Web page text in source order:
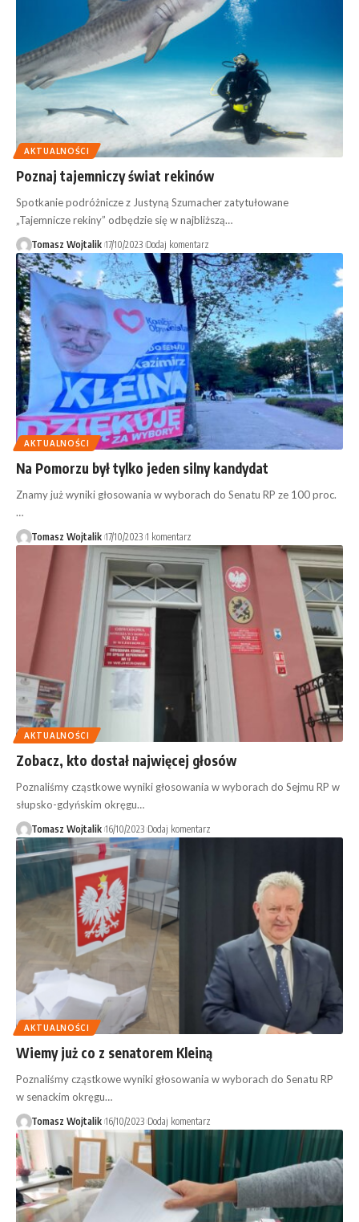
AKTUALNOŚCI
Poznaj tajemniczy świat rekinów
Spotkanie podróżnicze z Justyną Szumacher zatytułowane
„Tajemnicze rekiny” odbędzie się w najbliższą…
Tomasz Wojtalik 17/10/2023 Dodaj komentarz
AKTUALNOŚCI
Na Pomorzu był tylko jeden silny kandydat
Znamy już wyniki głosowania w wyborach do Senatu RP ze 100 proc.
…
Tomasz Wojtalik 17/10/2023 1 komentarz
AKTUALNOŚCI
Zobacz, kto dostał najwięcej głosów
Poznaliśmy cząstkowe wyniki głosowania w wyborach do Sejmu RP w
słupsko-gdyńskim okręgu…
Tomasz Wojtalik 16/10/2023 Dodaj komentarz
AKTUALNOŚCI
Wiemy już co z senatorem Kleiną
Poznaliśmy cząstkowe wyniki głosowania w wyborach do Senatu RP
w senackim okręgu…
Tomasz Wojtalik 16/10/2023 Dodaj komentarz